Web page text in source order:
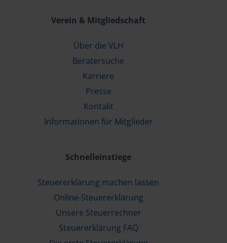
Verein & Mitgliedschaft
Über die VLH
Beratersuche
Karriere
Presse
Kontakt
Informationen für Mitglieder
Schnelleinstiege
Steuererklärung machen lassen
Online-Steuererklärung
Unsere Steuerrechner
Steuererklärung FAQ